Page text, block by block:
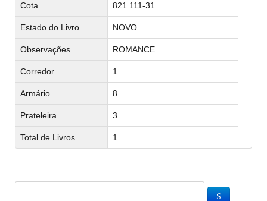
Cota 821.111-31
Estado do Livro NOVO
Observações ROMANCE
Corredor 1
Armário 8
Prateleira 3
Total de Livros 1